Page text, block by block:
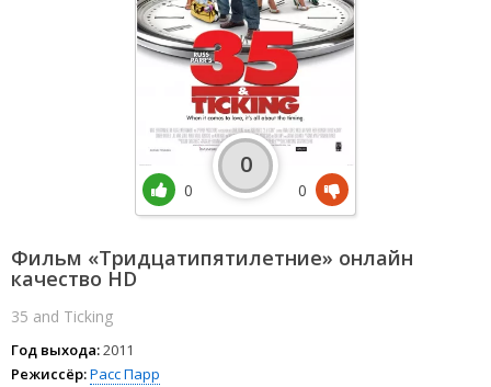
Фильм «Тридцатипятилетние» онлайн
качество HD
35 and Ticking
Год выхода:2011
Режиссёр:Расс Парр
0
0
0